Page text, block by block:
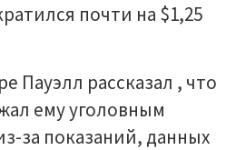
почти на $1,25
Пауэлл рассказал , что
ему уголовным
за показаний, данных